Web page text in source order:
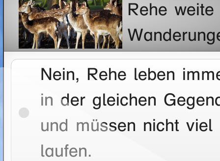
Rehe weite
Nein, Rehe leben
in der gleichen
und müssen nicht viel
laufen.